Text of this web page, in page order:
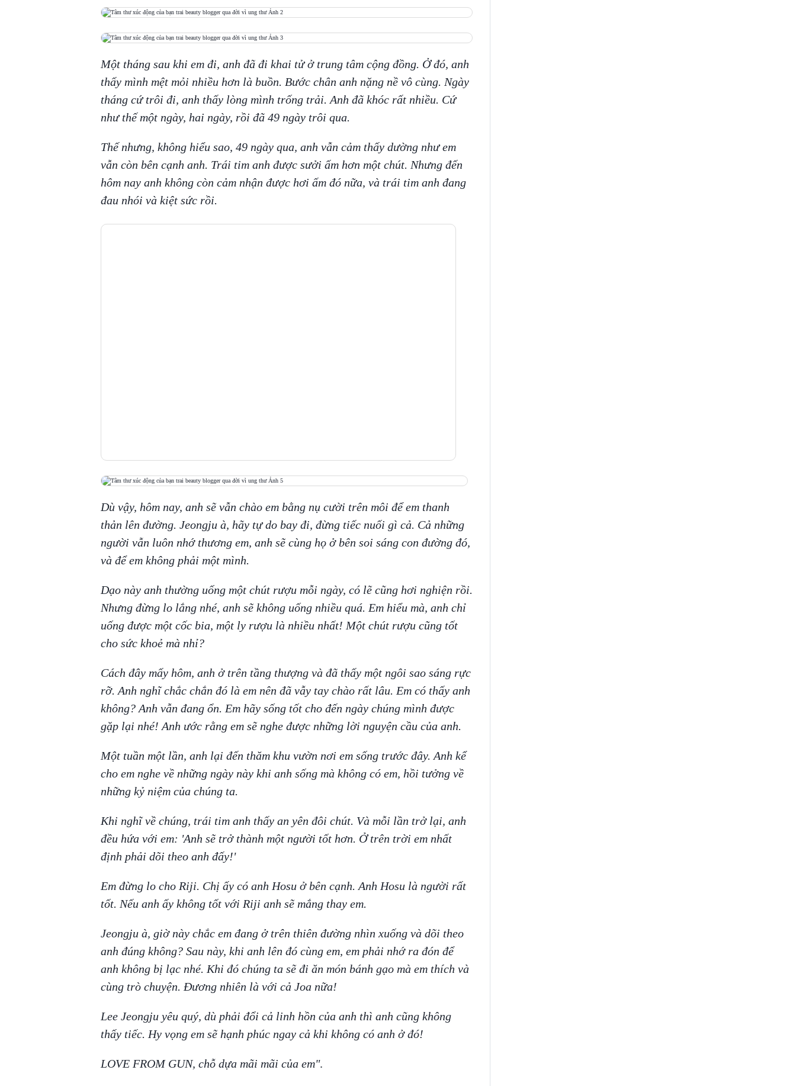
Một tháng sau khi em đi, anh đã đi khai tử ở trung tâm cộng đồng. Ở đó, anh
thấy mình mệt mỏi nhiều hơn là buồn. Bước chân anh nặng nề vô cùng. Ngày
tháng cứ trôi đi, anh thấy lòng mình trống trải. Anh đã khóc rất nhiều. Cứ
như thế một ngày, hai ngày, rồi đã 49 ngày trôi qua.
Thế nhưng, không hiểu sao, 49 ngày qua, anh vẫn cảm thấy dường như em
vẫn còn bên cạnh anh. Trái tim anh được sưởi ấm hơn một chút. Nhưng đến
hôm nay anh không còn cảm nhận được hơi ấm đó nữa, và trái tim anh đang
đau nhói và kiệt sức rồi.
Dù vậy, hôm nay, anh sẽ vẫn chào em bằng nụ cười trên môi để em thanh
thản lên đường. Jeongju à, hãy tự do bay đi, đừng tiếc nuối gì cả. Cả những
người vẫn luôn nhớ thương em, anh sẽ cùng họ ở bên soi sáng con đường đó,
và để em không phải một mình.
Dạo này anh thường uống một chút rượu mỗi ngày, có lẽ cũng hơi nghiện rồi.
Nhưng đừng lo lắng nhé, anh sẽ không uống nhiều quá. Em hiểu mà, anh chỉ
uống được một cốc bia, một ly rượu là nhiều nhất! Một chút rượu cũng tốt
cho sức khoẻ mà nhỉ?
Cách đây mấy hôm, anh ở trên tầng thượng và đã thấy một ngôi sao sáng rực
rỡ. Anh nghĩ chắc chắn đó là em nên đã vẫy tay chào rất lâu. Em có thấy anh
không? Anh vẫn đang ổn. Em hãy sống tốt cho đến ngày chúng mình được
gặp lại nhé! Anh ước rằng em sẽ nghe được những lời nguyện cầu của anh.
Một tuần một lần, anh lại đến thăm khu vườn nơi em sống trước đây. Anh kể
cho em nghe về những ngày này khi anh sống mà không có em, hồi tưởng về
những kỷ niệm của chúng ta.
Khi nghĩ về chúng, trái tim anh thấy an yên đôi chút. Và mỗi lần trở lại, anh
đều hứa với em: 'Anh sẽ trở thành một người tốt hơn. Ở trên trời em nhất
định phải dõi theo anh đấy!'
Em đừng lo cho Riji. Chị ấy có anh Hosu ở bên cạnh. Anh Hosu là người rất
tốt. Nếu anh ấy không tốt với Riji anh sẽ mắng thay em.
Jeongju à, giờ này chắc em đang ở trên thiên đường nhìn xuống và dõi theo
anh đúng không? Sau này, khi anh lên đó cùng em, em phải nhớ ra đón để
anh không bị lạc nhé. Khi đó chúng ta sẽ đi ăn món bánh gạo mà em thích và
cùng trò chuyện. Đương nhiên là với cả Joa nữa!
Lee Jeongju yêu quý, dù phải đổi cả linh hồn của anh thì anh cũng không
thấy tiếc. Hy vọng em sẽ hạnh phúc ngay cả khi không có anh ở đó!
LOVE FROM GUN, chỗ dựa mãi mãi của em".